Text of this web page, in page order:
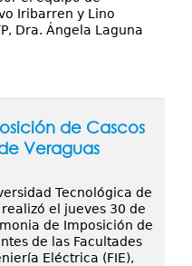
Iribarren y Lino
Dra. Ángela Laguna
de Cascos
Veraguas
Tecnológica de
realizó el jueves 30 de
de Imposición de
de las Facultades
Eléctrica (FIE),